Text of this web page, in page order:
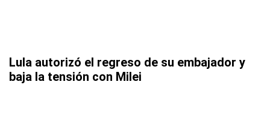
Lula autorizó el regreso de su embajador y
baja la tensión con Milei